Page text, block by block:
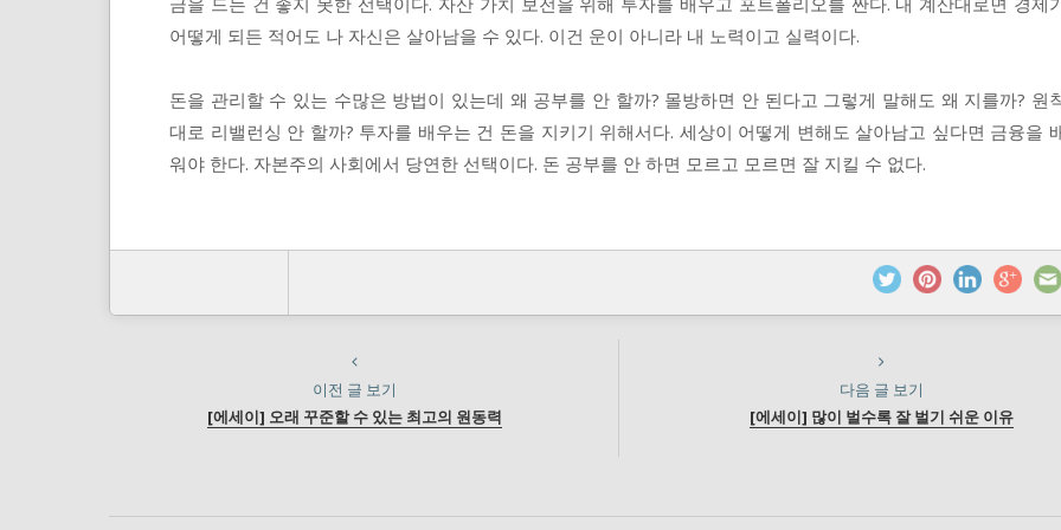
어떻게 되든 적어도 나 자신은 살아남을 수 있다. 이건 운이 아니라 내 노력이고 실력이다.
돈을 관리할 수 있는 수많은 방법이 있는데 왜 공부를 안 할까? 몰방하면 안 된다고 그렇게 말해도 왜 지를까? 원
대로 리밸런싱 안 할까? 투자를 배우는 건 돈을 지키기 위해서다. 세상이 어떻게 변해도 살아남고 싶다면 금융을
워야 한다. 자본주의 사회에서 당연한 선택이다. 돈 공부를 안 하면 모르고 모르면 잘 지킬 수 없다.
이전 글 보기
[에세이] 오래 꾸준할 수 있는 최고의 원동력
다음 글 보기
[에세이] 많이 벌수록 잘 벌기 쉬운 이유